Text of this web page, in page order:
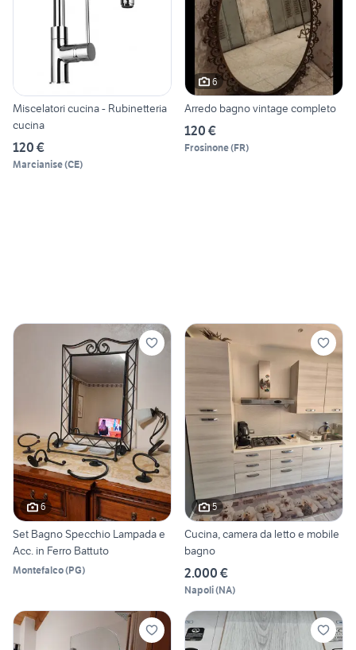
Miscelatori cucina - Rubinetteria
cucina
120 €
Marcianise(CE)
6
Arredo bagno vintage completo
120 €
Frosinone(FR)
6
Set Bagno Specchio Lampada e
Acc. in Ferro Battuto
Montefalco(PG)
5
Cucina, camera da letto e mobile
bagno
2.000 €
Napoli(NA)